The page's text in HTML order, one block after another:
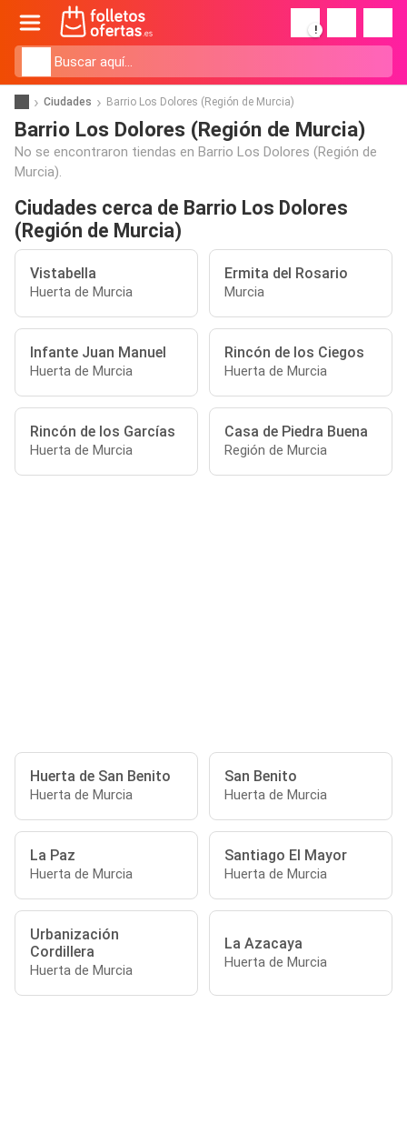
!
Ciudades Barrio Los Dolores (Región de Murcia)
Barrio Los Dolores (Región de Murcia)
No se encontraron tiendas en Barrio Los Dolores (Región de
Murcia).
Ciudades cerca de Barrio Los Dolores
(Región de Murcia)
Vistabella
Huerta de Murcia
Ermita del Rosario
Murcia
Infante Juan Manuel
Huerta de Murcia
Rincón de los Ciegos
Huerta de Murcia
Rincón de los Garcías
Huerta de Murcia
Casa de Piedra Buena
Región de Murcia
Huerta de San Benito
Huerta de Murcia
San Benito
Huerta de Murcia
La Paz
Huerta de Murcia
Santiago El Mayor
Huerta de Murcia
Urbanización
Cordillera
Huerta de Murcia
La Azacaya
Huerta de Murcia